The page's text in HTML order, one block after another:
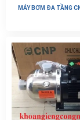
MÁY BƠM ĐA TẦNG